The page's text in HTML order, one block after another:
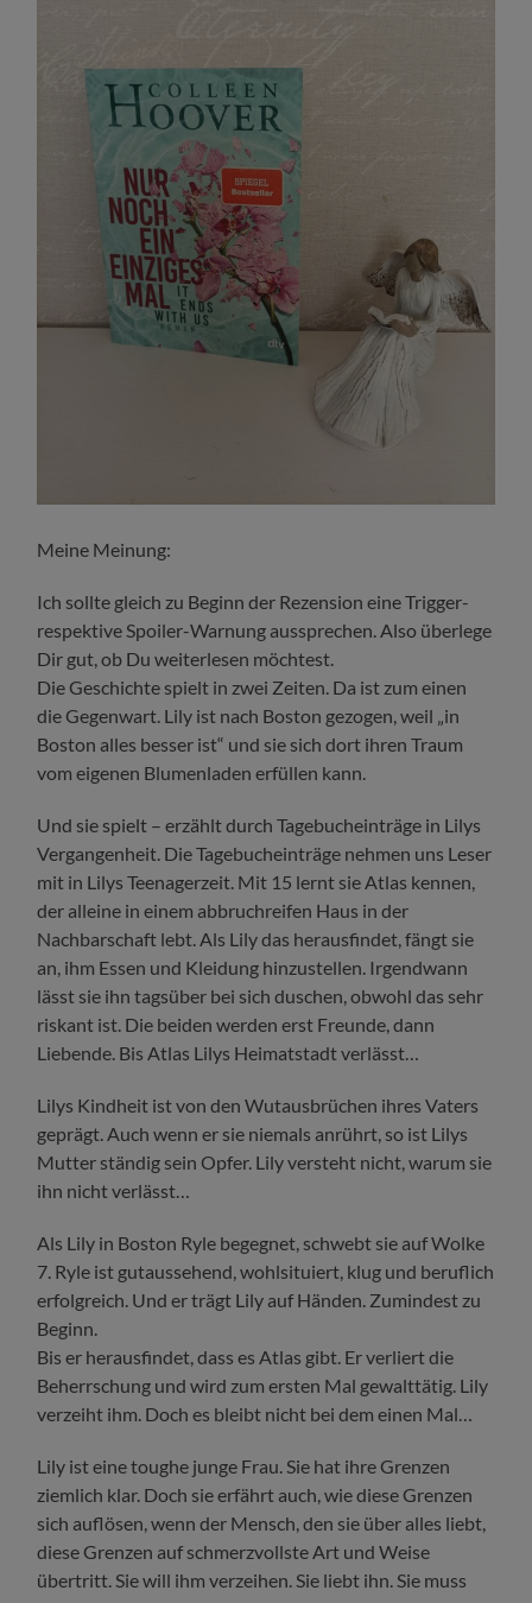
Meine Meinung:
Ich sollte gleich zu Beginn der Rezension eine Trigger-
respektive Spoiler-Warnung aussprechen. Also überlege
Dir gut, ob Du weiterlesen möchtest.
Die Geschichte spielt in zwei Zeiten. Da ist zum einen
die Gegenwart. Lily ist nach Boston gezogen, weil „in
Boston alles besser ist“ und sie sich dort ihren Traum
vom eigenen Blumenladen erfüllen kann.
Und sie spielt – erzählt durch Tagebucheinträge in Lilys
Vergangenheit. Die Tagebucheinträge nehmen uns Leser
mit in Lilys Teenagerzeit. Mit 15 lernt sie Atlas kennen,
der alleine in einem abbruchreifen Haus in der
Nachbarschaft lebt. Als Lily das herausfindet, fängt sie
an, ihm Essen und Kleidung hinzustellen. Irgendwann
lässt sie ihn tagsüber bei sich duschen, obwohl das sehr
riskant ist. Die beiden werden erst Freunde, dann
Liebende. Bis Atlas Lilys Heimatstadt verlässt…
Lilys Kindheit ist von den Wutausbrüchen ihres Vaters
geprägt. Auch wenn er sie niemals anrührt, so ist Lilys
Mutter ständig sein Opfer. Lily versteht nicht, warum sie
ihn nicht verlässt…
Als Lily in Boston Ryle begegnet, schwebt sie auf Wolke
7. Ryle ist gutaussehend, wohlsituiert, klug und beruflich
erfolgreich. Und er trägt Lily auf Händen. Zumindest zu
Beginn.
Bis er herausfindet, dass es Atlas gibt. Er verliert die
Beherrschung und wird zum ersten Mal gewalttätig. Lily
verzeiht ihm. Doch es bleibt nicht bei dem einen Mal…
Lily ist eine toughe junge Frau. Sie hat ihre Grenzen
ziemlich klar. Doch sie erfährt auch, wie diese Grenzen
sich auflösen, wenn der Mensch, den sie über alles liebt,
diese Grenzen auf schmerzvollste Art und Weise
übertritt. Sie will ihm verzeihen. Sie liebt ihn. Sie muss